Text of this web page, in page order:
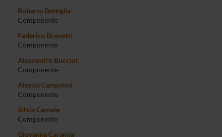
Roberto Bottiglia
Componente
Federico Brunetti
Componente
Alessandro Bucciol
Componente
Alessia Campolmi
Componente
Silvia Cantele
Componente
Giovanna Caramia